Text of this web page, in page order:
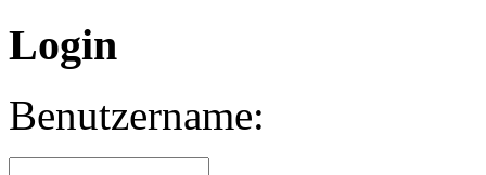
Login
Benutzername: